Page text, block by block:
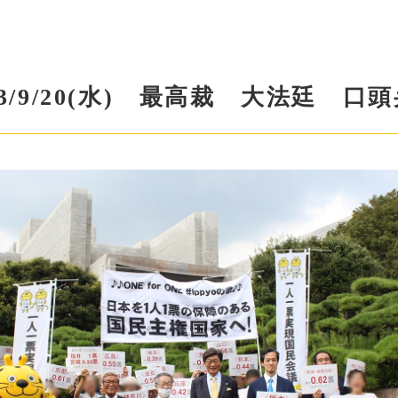
9/20(水) 最高裁 大法廷 口頭